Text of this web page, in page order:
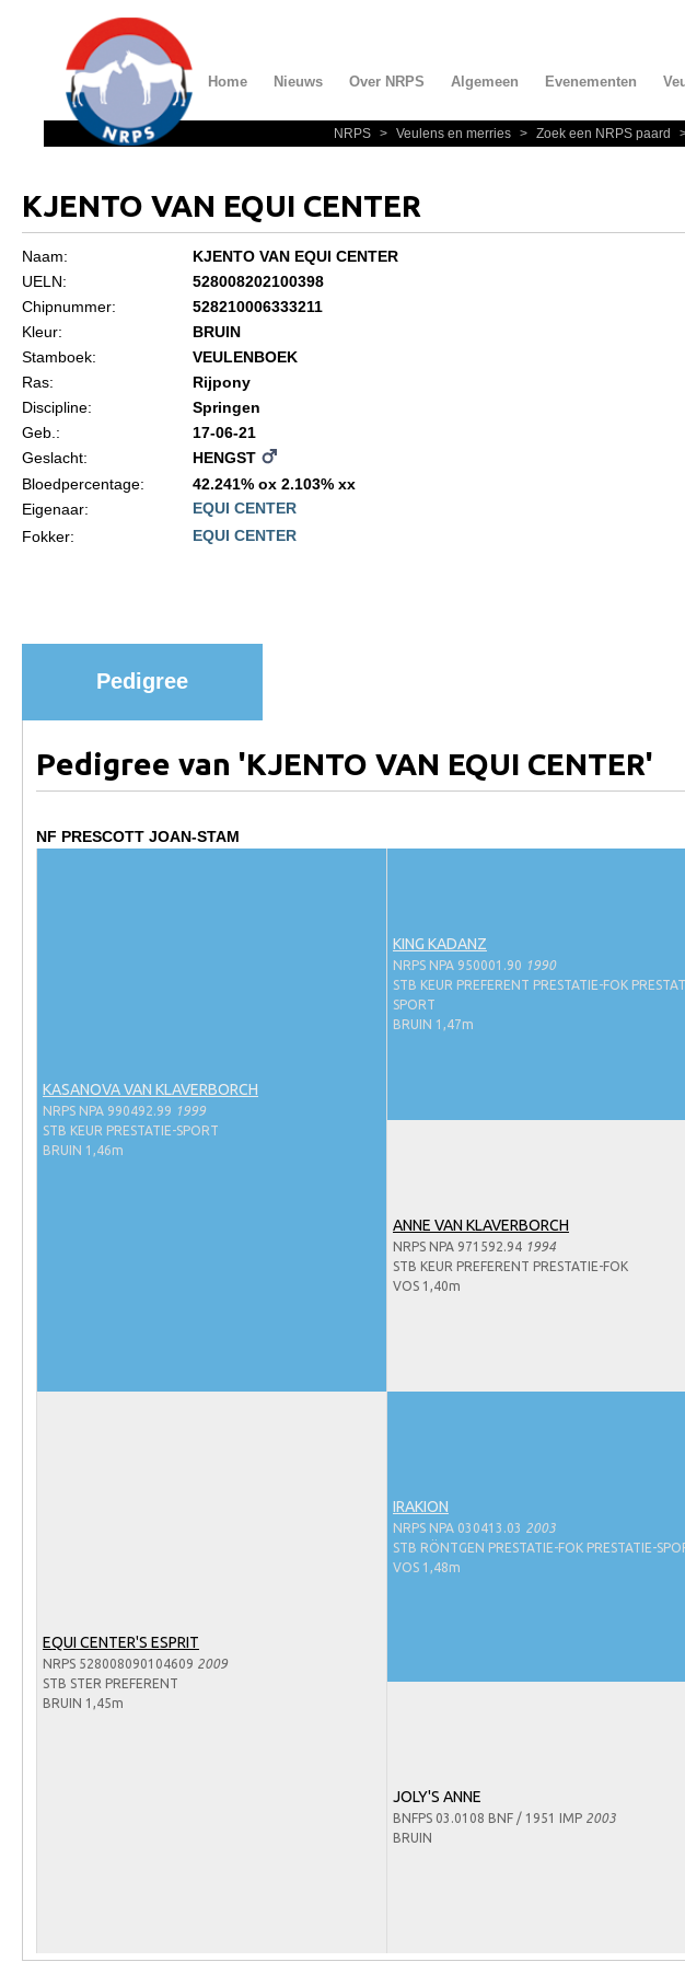
Home Nieuws Over NRPS Algemeen Evenementen
Over NRPS
Statuten en reglementen
Algemeen
Informatie overschrijven paspoort
Animal Health Regulation
Gids voor Goede Praktijken
Marktplaats
Hengstenkeuring
Regionale Keuringen
Informatie aan je paard of pony toevoegen
Onze fokkerij
NRPS > Veulens en merries > Zoek een NRPS paard
KJENTO VAN EQUI CENTER
Naam:
KJENTO VAN EQUI CENTER
UELN:
528008202100398
Chipnummer:
528210006333211
Kleur:
BRUIN
Stamboek:
VEULENBOEK
Ras:
Rijpony
Discipline:
Springen
Geb.:
17-06-21
Geslacht:
HENGST
Bloedpercentage:
42.241% ox 2.103% xx
Eigenaar:
EQUI CENTER
Fokker:
EQUI CENTER
Pedigree
Pedigree van 'KJENTO VAN EQUI CENTER'
NF PRESCOTT JOAN-STAM
KASANOVA VAN KLAVERBORCH
NRPS NPA 990492.99 1999
STB KEUR PRESTATIE-SPORT
BRUIN 1,46m
KING KADANZ
NRPS NPA 950001.90 1990
STB KEUR PREFERENT PRESTATIE-FOK
SPORT
BRUIN 1,47m
ANNE VAN KLAVERBORCH
NRPS NPA 971592.94 1994
STB KEUR PREFERENT PRESTATIE-FOK
VOS 1,40m
EQUI CENTER'S ESPRIT
NRPS 528008090104609 2009
STB STER PREFERENT
BRUIN 1,45m
IRAKION
NRPS NPA 030413.03 2003
STB RÖNTGEN PRESTATIE-FOK PRESTATIE-
VOS 1,48m
JOLY'S ANNE
BNFPS 03.0108 BNF / 1951 IMP 2003
BRUIN